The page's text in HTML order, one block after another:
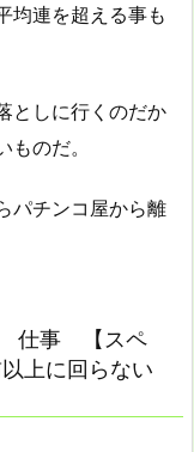
均連を超える事も
としに行くのだか
のだ。
パチンコ屋から離
仕事 【スペ
上に回らない